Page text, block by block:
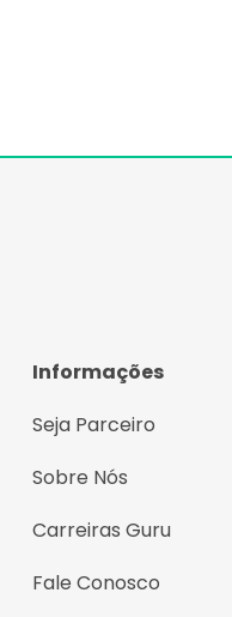
Informações
Seja Parceiro
Sobre Nós
Carreiras Guru
Fale Conosco